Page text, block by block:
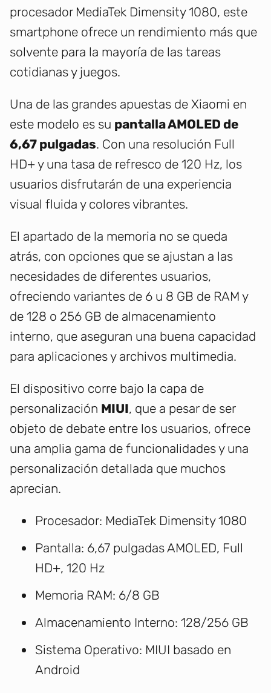
procesador MediaTek Dimensity 1080, este
smartphone ofrece un rendimiento más que
solvente para la mayoría de las tareas
cotidianas y juegos.
Una de las grandes apuestas de Xiaomi en
este modelo es su pantalla AMOLED de
6,67 pulgadas. Con una resolución Full
HD+ y una tasa de refresco de 120 Hz, los
usuarios disfrutarán de una experiencia
visual fluida y colores vibrantes.
El apartado de la memoria no se queda
atrás, con opciones que se ajustan a las
necesidades de diferentes usuarios,
ofreciendo variantes de 6 u 8 GB de RAM y
de 128 o 256 GB de almacenamiento
interno, que aseguran una buena capacidad
para aplicaciones y archivos multimedia.
El dispositivo corre bajo la capa de
personalización MIUI, que a pesar de ser
objeto de debate entre los usuarios, ofrece
una amplia gama de funcionalidades y una
personalización detallada que muchos
aprecian.
Procesador: MediaTek Dimensity 1080
Pantalla: 6,67 pulgadas AMOLED, Full
HD+, 120 Hz
Memoria RAM: 6/8 GB
Almacenamiento Interno: 128/256 GB
Sistema Operativo: MIUI basado en
Android